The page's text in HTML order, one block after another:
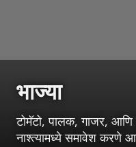
भाज्या
टोमॅटो, पालक, गाजर, आणि
नाश्त्यामध्ये समावेश करणे